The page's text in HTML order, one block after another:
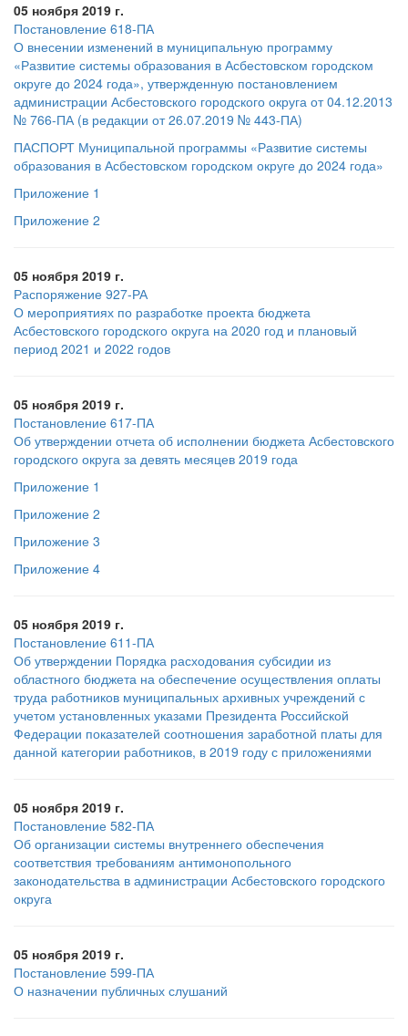
05 ноября 2019 г.
Постановление 618-ПА
О внесении изменений в муниципальную программу
«Развитие системы образования в Асбестовском городском
округе до 2024 года», утвержденную постановлением
администрации Асбестовского городского округа от 04.12.2013
№ 766-ПА (в редакции от 26.07.2019 № 443-ПА)
ПАСПОРТ Муниципальной программы «Развитие системы
образования в Асбестовском городском округе до 2024 года»
Приложение 1
Приложение 2
05 ноября 2019 г.
Распоряжение 927-РА
О мероприятиях по разработке проекта бюджета
Асбестовского городского округа на 2020 год и плановый
период 2021 и 2022 годов
05 ноября 2019 г.
Постановление 617-ПА
Об утверждении отчета об исполнении бюджета Асбестовского
городского округа за девять месяцев 2019 года
Приложение 1
Приложение 2
Приложение 3
Приложение 4
05 ноября 2019 г.
Постановление 611-ПА
Об утверждении Порядка расходования субсидии из
областного бюджета на обеспечение осуществления оплаты
труда работников муниципальных архивных учреждений с
учетом установленных указами Президента Российской
Федерации показателей соотношения заработной платы для
данной категории работников, в 2019 году с приложениями
05 ноября 2019 г.
Постановление 582-ПА
Об организации системы внутреннего обеспечения
соответствия требованиям антимонопольного
законодательства в администрации Асбестовского городского
округа
05 ноября 2019 г.
Постановление 599-ПА
О назначении публичных слушаний